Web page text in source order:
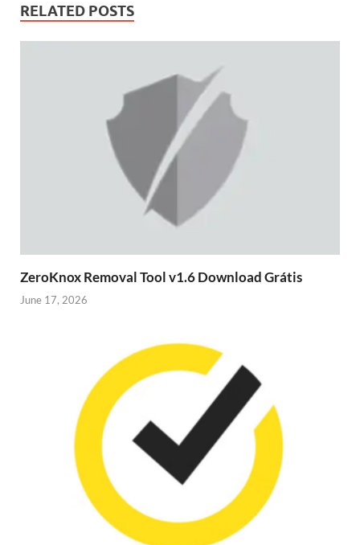
RELATED POSTS
ZeroKnox Removal Tool v1.6 Download Grátis
June 17, 2026